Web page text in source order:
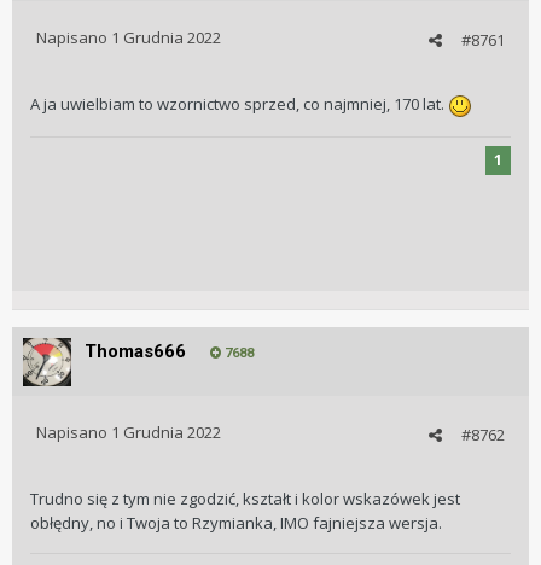
#8761
Napisano 1 Grudnia 2022
A ja uwielbiam to wzornictwo sprzed, co najmniej, 170 lat.
1
Thomas666 7688
#8762
Napisano 1 Grudnia 2022
Trudno się z tym nie zgodzić, kształt i kolor wskazówek jest
obłędny, no i Twoja to Rzymianka, IMO fajniejsza wersja.